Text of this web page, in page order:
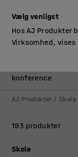
konference
AJ Produkter Skole
193 produkter
Skole
Vælg venligst
Hos AJ Produkter
Virksomhed,